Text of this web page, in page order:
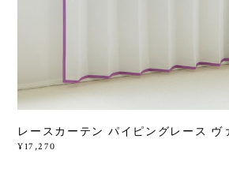
レースカーテン パイピングレース ヴ
¥17,270